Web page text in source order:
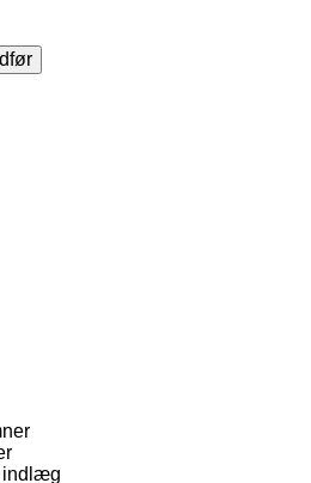
indlæg